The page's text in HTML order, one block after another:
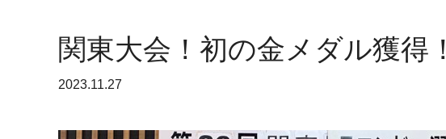
関東大会！初の金メダル獲得！
2023.11.27